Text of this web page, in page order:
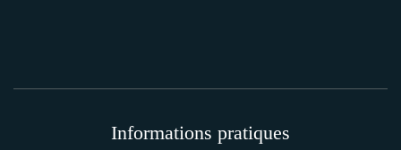
Informations pratiques